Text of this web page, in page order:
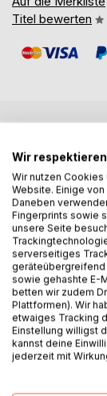
Titel bewerten
Es gibt einen
Glasmacher
Einen Grund
Meer gefangen
Und während
vordringen und
auflöst,
Doch dafür
gehen.
Ein Roman über
Wir
Wir nutzen
Website. Einige
Daneben
Fingerprints sowie
unsere Seite
serverseitiges
geräteübergreifend
sowie gehashte E-
betten wir zudem
Plattformen). Wir
etwaiges Tracking
Einstellung willigst
kannst deine
jederzeit mit